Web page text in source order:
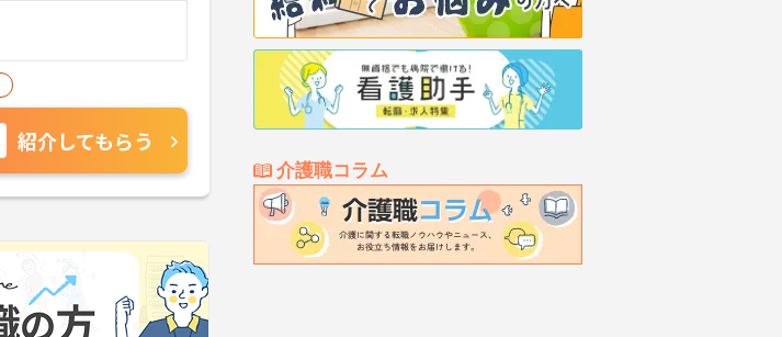
介護職コラム
紹介してもらう